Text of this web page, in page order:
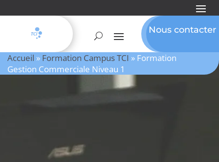
Nous contacter
Accueil » Formation Campus TCI » Formation
Gestion Commerciale Niveau 1